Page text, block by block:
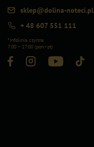
sklep@dolina-noteci.pl
+ 48 607 551 111
*Infolinia czynna
7:00 – 17:00 (pon–pt)